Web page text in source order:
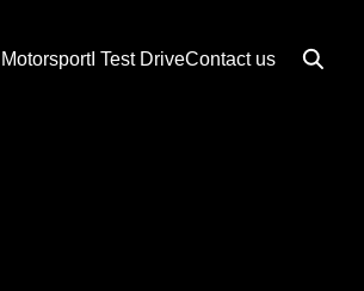
I MotorsportI Test DriveContact us